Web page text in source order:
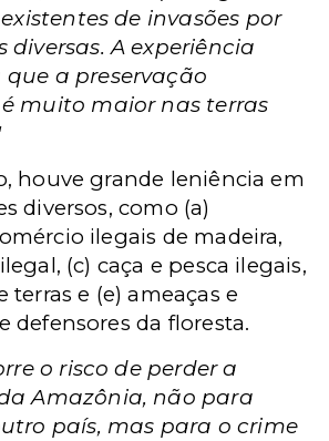
de invasões por
diversas. A experiência
a preservação
muito maior nas terras
houve grande leniência em
diversos, como (a)
ilegais de madeira,
(c) caça e pesca ilegais,
terras e (e) ameaças e
defensores da floresta.
o risco de perder a
Amazônia, não para
país, mas para o crime